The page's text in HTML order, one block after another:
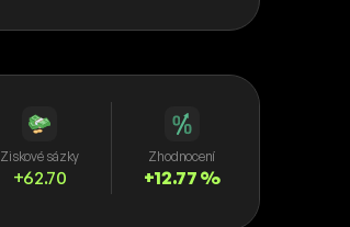
Ziskové sázky
+62.70
Zhodnocení
+12.77 %